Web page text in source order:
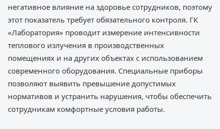
негативное влияние на здоровье сотрудников, поэтому
этот показатель требует обязательного контроля. ГК
«Лаборатория» проводит измерение интенсивности
теплового излучения в производственных
помещениях и на других объектах с использованием
современного оборудования. Специальные приборы
позволяют выявить превышение допустимых
нормативов и устранить нарушения, чтобы обеспечить
сотрудникам комфортные условия работы.